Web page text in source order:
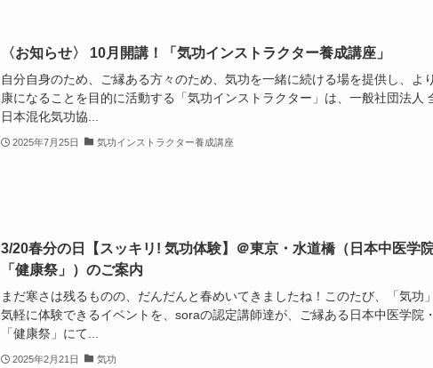
〈お知らせ〉 10月開講！「気功インストラクター養成講座」
自分自身のため、ご縁ある方々のため、気功を一緒に続ける場を提供し、よ
康になることを目的に活動する「気功インストラクター」は、一般社団法人
日本混化気功協...
2025年7月25日 気功インストラクター養成講座
3/20春分の日【スッキリ! 気功体験】＠東京・水道橋（日本中医学
「健康祭」）のご案内
まだ寒さは残るものの、だんだんと春めいてきましたね！このたび、「気功
気軽に体験できるイベントを、soraの認定講師達が、ご縁ある日本中医学院・
「健康祭」にて...
2025年2月21日 気功